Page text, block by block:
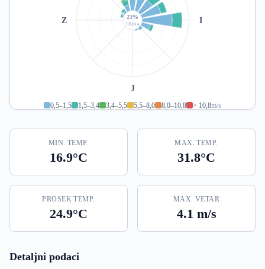
I
J
Z 23%
TIŠINA
0,5–1,5 1,5–3,4 3,4–5,5 5,5–8,0 8,0–10,8 > 10,8m/s
MIN. TEMP.
16.9°C
MAX. TEMP.
31.8°C
PROSEK TEMP.
24.9°C
MAX. VETAR
4.1 m/s
Detaljni podaci